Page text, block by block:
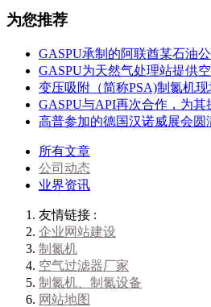
为您推荐
GASPU承制的阿联酋某石油
GASPU为天然气处理站提供
变压吸附（简称PSA)制氮机
GASPU与API再次合作，为其
高普参加的德国汉诺威展会圆
所有文章
公司动态
业界资讯
友情链接 :
企业网站建设
制氮机
空气过滤器厂家
制氮机、制氮设备
网站地图